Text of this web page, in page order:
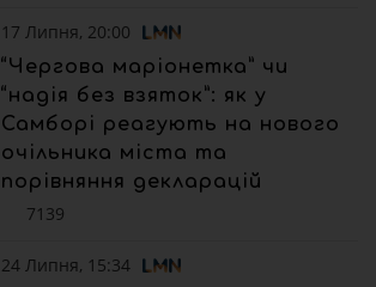
17 Липня, 20:00
“Чергова маріонетка” чи
“надія без взяток”: як у
Самборі реагують на нового
очільника міста та
порівняння декларацій
7139
24 Липня, 15:34